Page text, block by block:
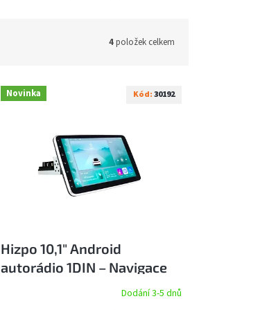
4položek celkem
Novinka
Hizpo 10,1" Android
autorádio 1DIN – Navigace
1GB RAM - otočný displejDodání 3-5 dnů
Kód:30192